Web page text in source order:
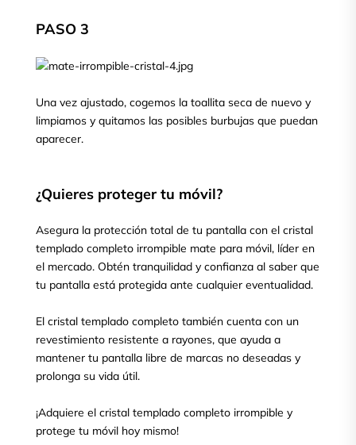
PASO 3
Una vez ajustado, cogemos la toallita seca de nuevo y
limpiamos y quitamos las posibles burbujas que puedan
aparecer.
¿Quieres proteger tu móvil?
Asegura la protección total de tu pantalla con el cristal
templado completo irrompible mate para móvil, líder en
el mercado. Obtén tranquilidad y confianza al saber que
tu pantalla está protegida ante cualquier eventualidad.
El cristal templado completo también cuenta con un
revestimiento resistente a rayones, que ayuda a
mantener tu pantalla libre de marcas no deseadas y
prolonga su vida útil.
¡Adquiere el cristal templado completo irrompible y
protege tu móvil hoy mismo!